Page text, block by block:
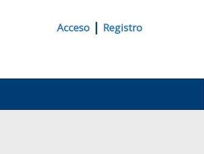
Acceso | Registro